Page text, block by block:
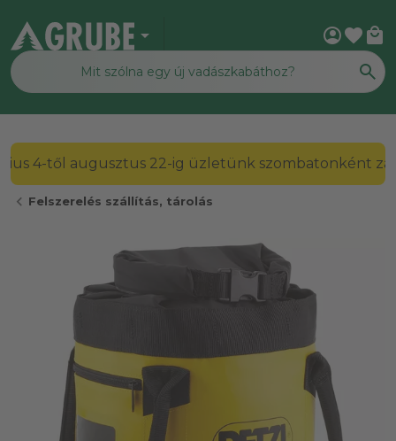
arrow_drop_down account_circlefavorite local_mall
2026. július 4-től augusztus 22-ig üzletünk
chevron_left Felszerelés szállítás, tárolás